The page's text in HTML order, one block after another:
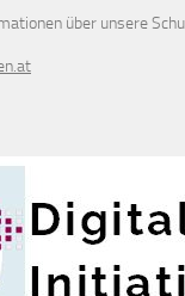
über unsere